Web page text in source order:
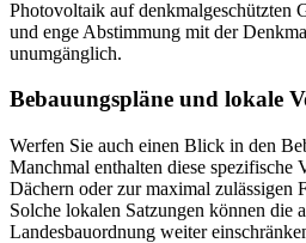
Photovoltaik auf denkmalgeschützten
und enge Abstimmung mit der
unumgänglich.
Bebauungspläne und lokale
Werfen Sie auch einen Blick in den
Manchmal enthalten diese spezifische
Dächern oder zur maximal zulässigen
Solche lokalen Satzungen können die
Landesbauordnung weiter